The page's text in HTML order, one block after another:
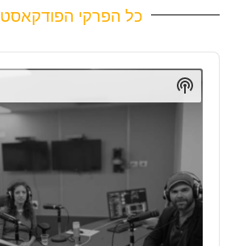
כל הפרקי הפודקאסט
Audio
Player
Show
Podcast